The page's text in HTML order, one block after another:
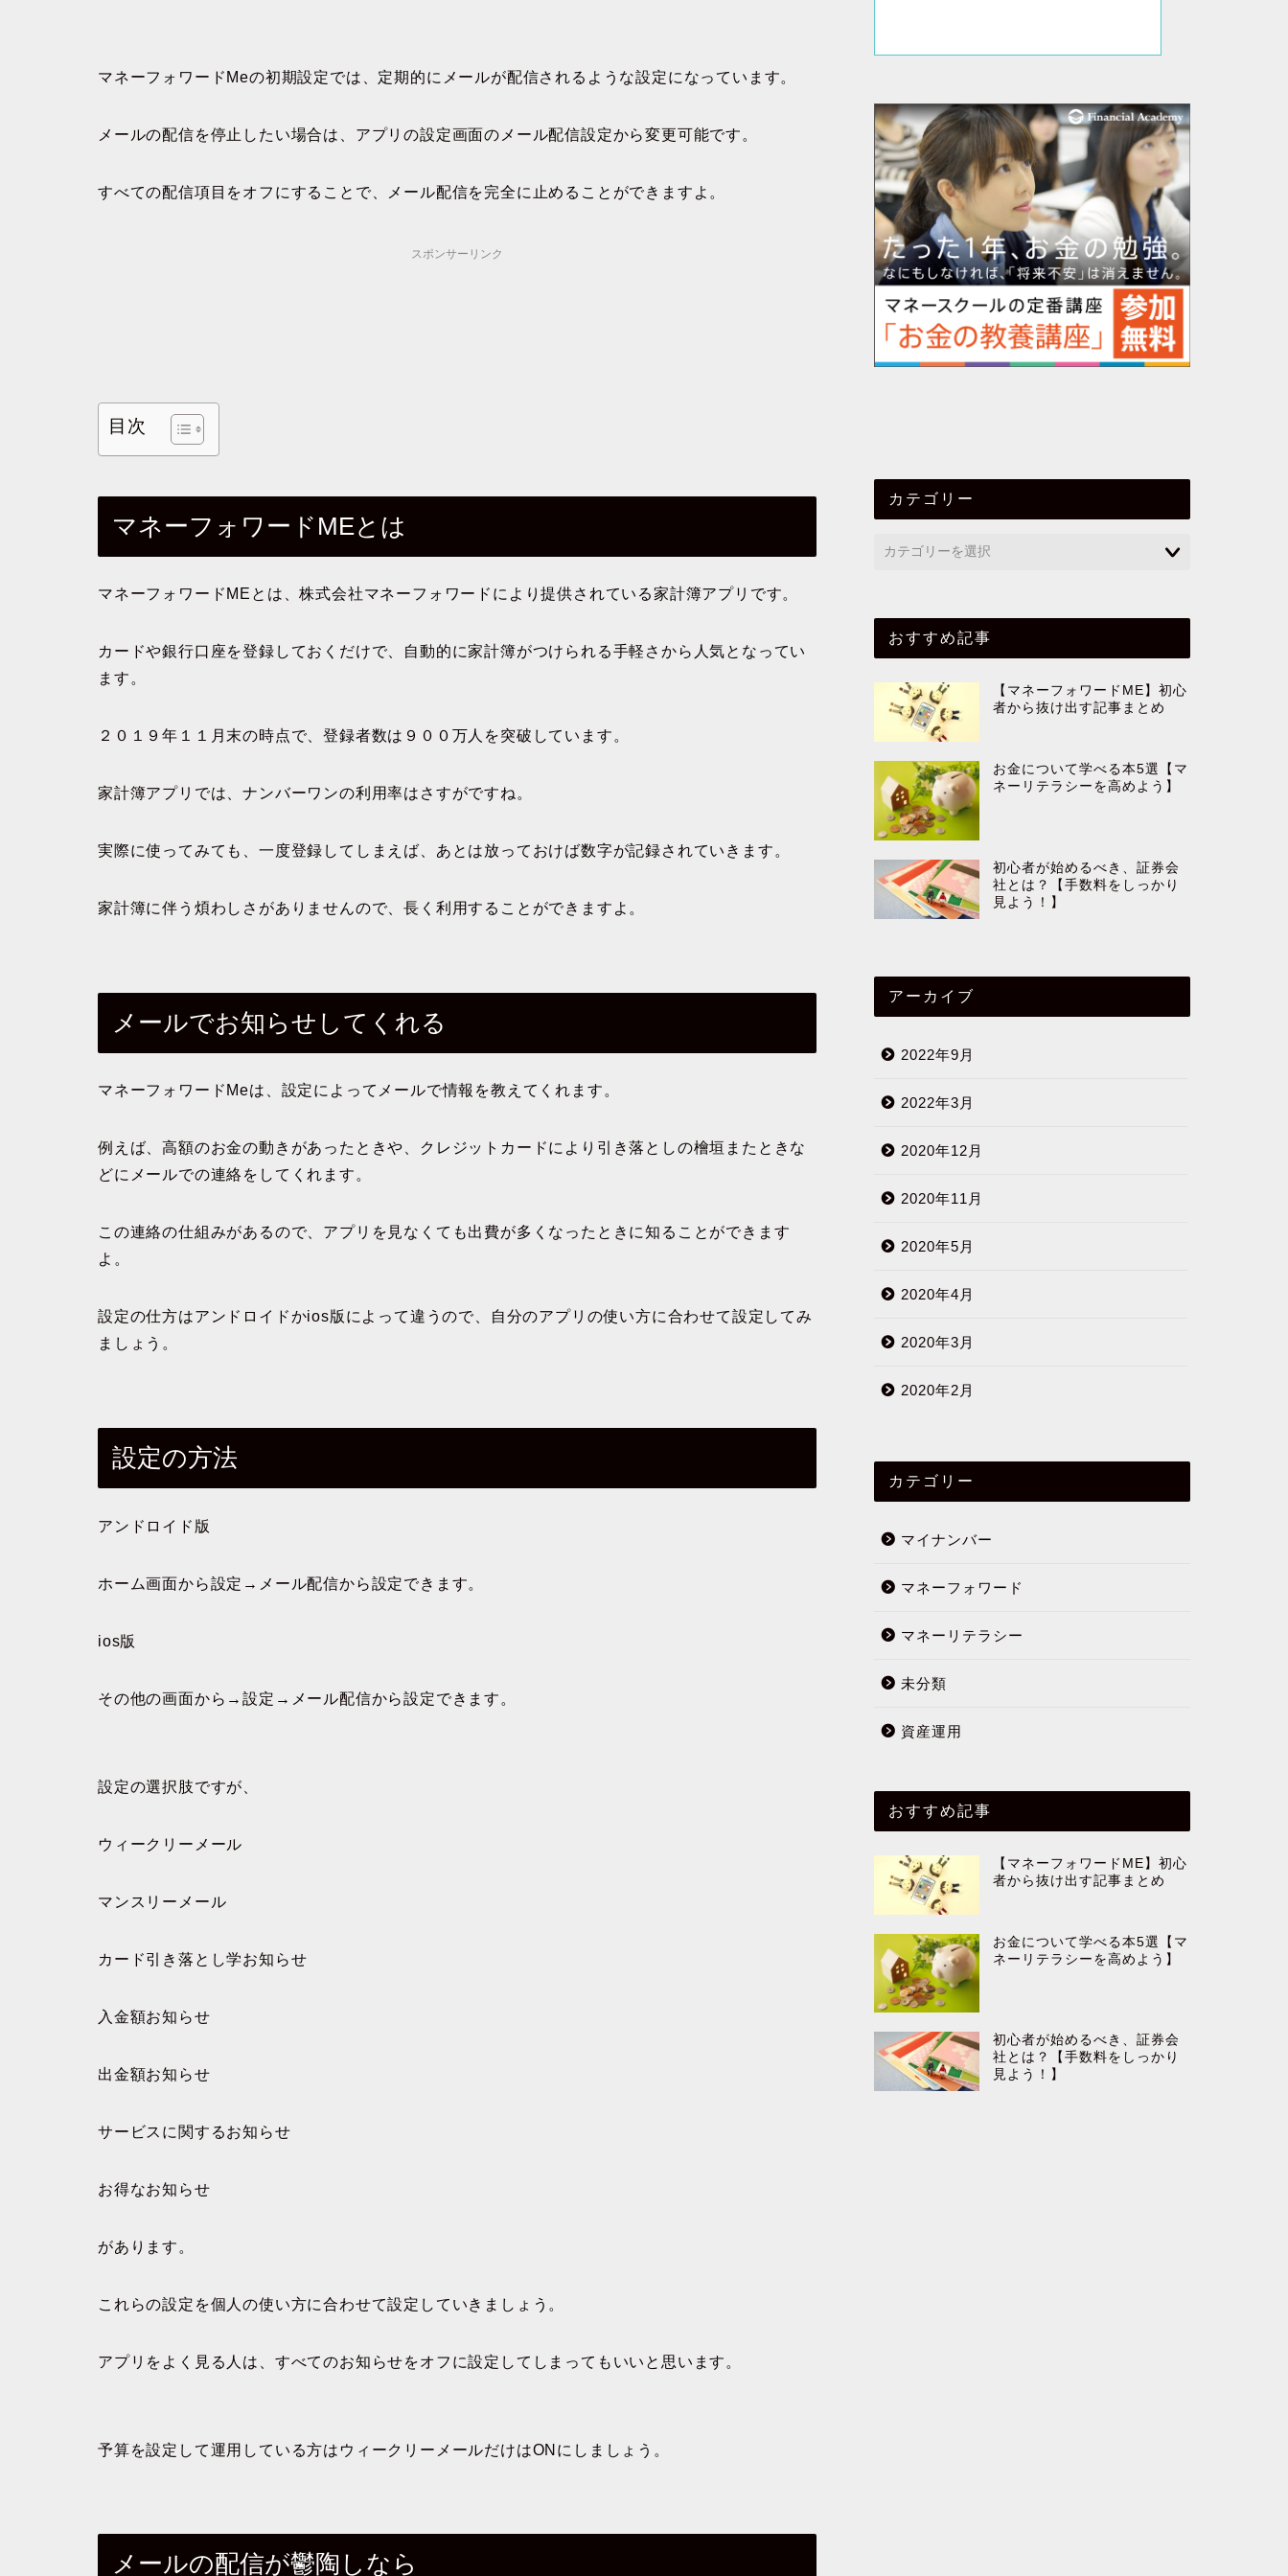
マネーフォワードMeの初期設定では、定期的にメールが配信されるような設定になっています。
メールの配信を停止したい場合は、アプリの設定画面のメール配信設定から変更可能です。
すべての配信項目をオフにすることで、メール配信を完全に止めることができますよ。
スポンサーリンク
目次
マネーフォワードMEとは
マネーフォワードMEとは、株式会社マネーフォワードにより提供されている家計簿アプリです。
カードや銀行口座を登録しておくだけで、自動的に家計簿がつけられる手軽さから人気となってい
ます。
２０１９年１１月末の時点で、登録者数は９００万人を突破しています。
家計簿アプリでは、ナンバーワンの利用率はさすがですね。
実際に使ってみても、一度登録してしまえば、あとは放っておけば数字が記録されていきます。
家計簿に伴う煩わしさがありませんので、長く利用することができますよ。
メールでお知らせしてくれる
マネーフォワードMeは、設定によってメールで情報を教えてくれます。
例えば、高額のお金の動きがあったときや、クレジットカードにより引き落としの檜垣またときな
どにメールでの連絡をしてくれます。
この連絡の仕組みがあるので、アプリを見なくても出費が多くなったときに知ることができます
よ。
設定の仕方はアンドロイドかios版によって違うので、自分のアプリの使い方に合わせて設定してみ
ましょう。
設定の方法
アンドロイド版
ホーム画面から設定→メール配信から設定できます。
ios版
その他の画面から→設定→メール配信から設定できます。
設定の選択肢ですが、
ウィークリーメール
マンスリーメール
カード引き落とし学お知らせ
入金額お知らせ
出金額お知らせ
サービスに関するお知らせ
お得なお知らせ
があります。
これらの設定を個人の使い方に合わせて設定していきましょう。
アプリをよく見る人は、すべてのお知らせをオフに設定してしまってもいいと思います。
予算を設定して運用している方はウィークリーメールだけはONにしましょう。
メールの配信が鬱陶しなら
カテゴリー
おすすめ記事
【マネーフォワードME】初心
者から抜け出す記事まとめ
お金について学べる本5選【マ
ネーリテラシーを高めよう】
初心者が始めるべき、証券会
社とは？【手数料をしっかり
見よう！】
アーカイブ
2022年9月
2022年3月
2020年12月
2020年11月
2020年5月
2020年4月
2020年3月
2020年2月
カテゴリー
マイナンバー
マネーフォワード
マネーリテラシー
未分類
資産運用
おすすめ記事
【マネーフォワードME】初心
者から抜け出す記事まとめ
お金について学べる本5選【マ
ネーリテラシーを高めよう】
初心者が始めるべき、証券会
社とは？【手数料をしっかり
見よう！】